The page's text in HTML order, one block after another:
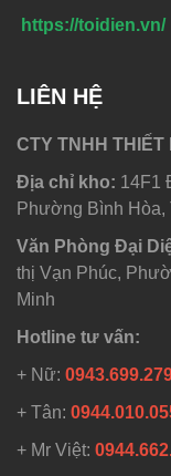
https://toidien.vn/
LIÊN HỆ
CTY TNHH THIẾT
Địa chỉ kho: 14F1
Phường Bình Hòa,
Văn Phòng Đại
thị Vạn Phúc,
Minh
Hotline tư vấn:
+ Nữ:
+ Tân:
+ Mr Việt: